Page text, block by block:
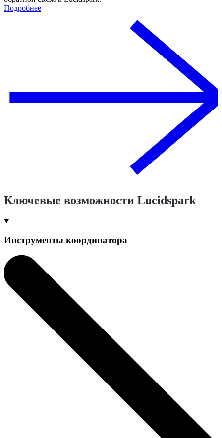
Подробнее
Ключевые возможности Lucidspark
Инструменты координатора